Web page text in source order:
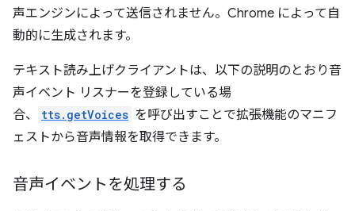
声エンジンによって送信されません。Chrome によって自
動的に生成されます。
テキスト読み上げクライアントは、以下の説明のとおり音
声イベント リスナーを登録している場
合、
tts.getVoices を呼び出すことで拡張機能のマニフ
ェストから音声情報を取得できます。
音声イベントを処理する